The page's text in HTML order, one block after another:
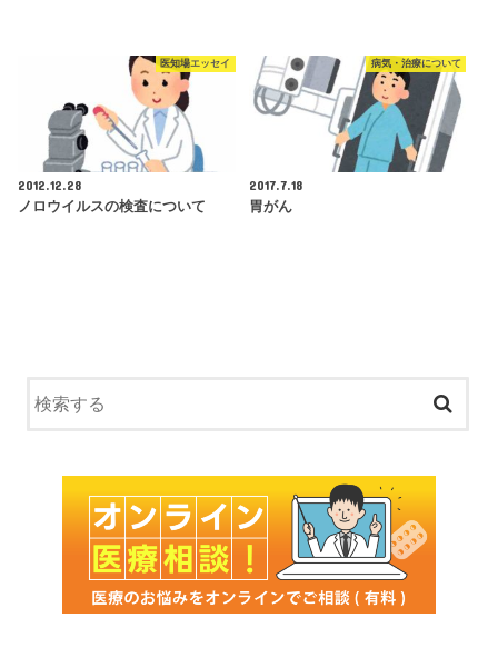
医知場エッセイ
2012.12.28
ノロウイルスの検査について
病気・治療について
2017.7.18
胃がん